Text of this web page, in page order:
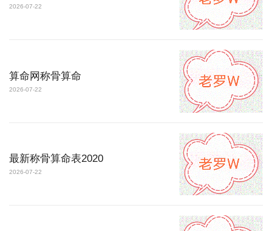
2026-07-22
算命网称骨算命
2026-07-22
最新称骨算命表2020
2026-07-22